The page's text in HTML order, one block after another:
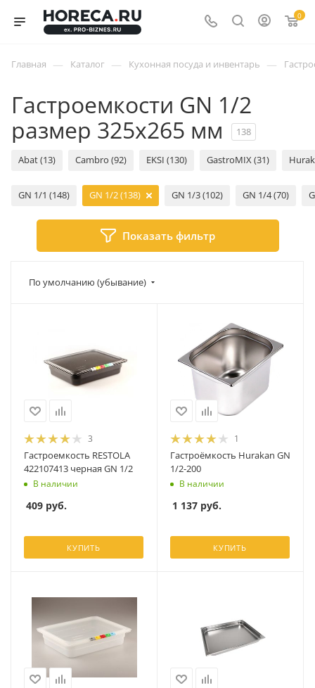
0
Главная — Каталог — Кухонная посуда и инвентарь —
Гастроемкости GN 1/2
размер 325х265 мм
138
Abat (13) Cambro (92) EKSI (130) GastroMIX (31)
GN 1/1 (148) GN 1/2 (138) GN 1/3 (102) GN 1/4 (70)
Показать фильтр
По умолчанию (убывание)
3
Гастроемкость RESTOLA
422107413 черная GN 1/2
В наличии
409 руб.
КУПИТЬ
1
Гастроёмкость Hurakan GN
1/2-200
В наличии
1 137 руб.
КУПИТЬ